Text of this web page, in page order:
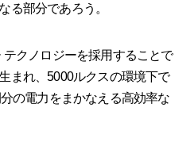
る部分であろう。
クノロジーを採用することで
まれ、5000ルクスの環境下で
の電力をまかなえる高効率な